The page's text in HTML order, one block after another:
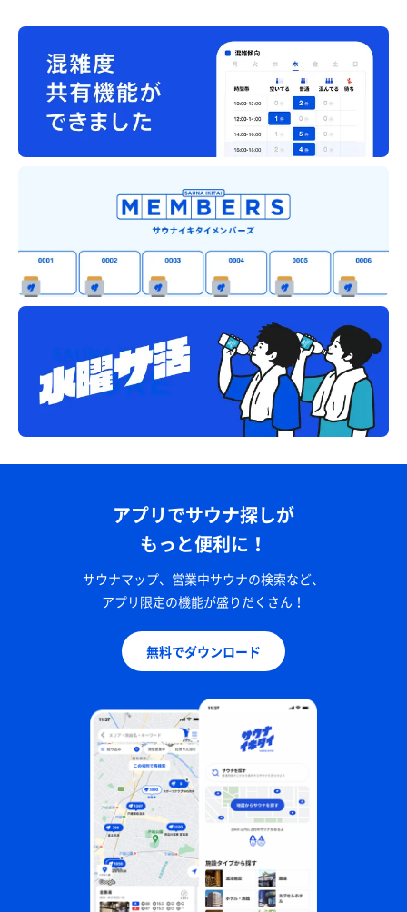
アプリでサウナ探しが
もっと便利に！
サウナマップ、営業中サウナの検索など、
アプリ限定の機能が盛りだくさん！
無料でダウンロード